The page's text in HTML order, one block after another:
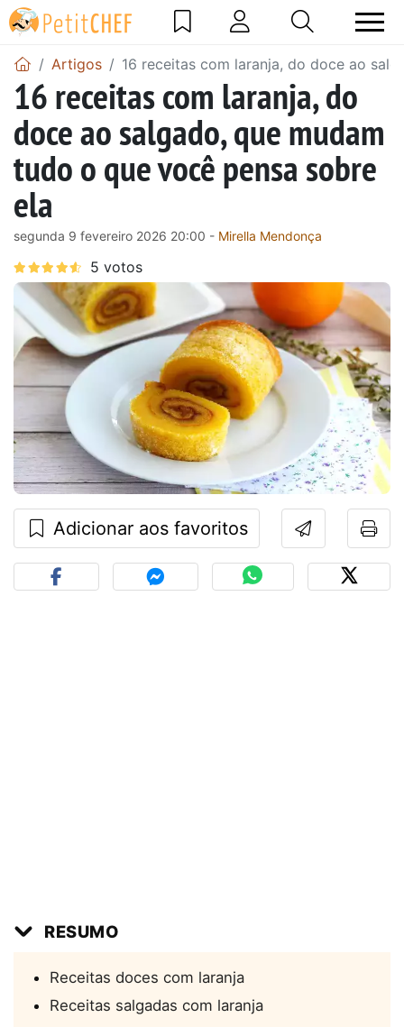
Artigos 16 receitas com laranja, do doce ao
16 receitas com laranja, do
doce ao salgado, que mudam
tudo o que você pensa sobre
ela
segunda 9 fevereiro 2026 20:00 - Mirella Mendonça
Adicionar aos favoritos
RESUMO
Receitas doces com laranja
Receitas salgadas com laranja